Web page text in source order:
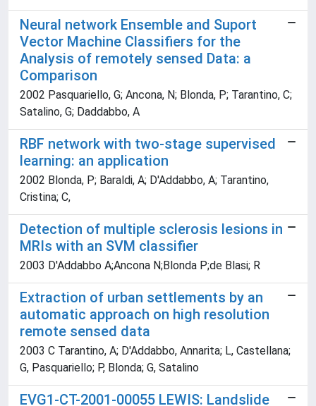
Neural network Ensemble and Suport
Vector Machine Classifiers for the
Analysis of remotely sensed Data: a
Comparison
2002 Pasquariello, G; Ancona, N; Blonda, P; Tarantino, C;
Satalino, G; Daddabbo, A
RBF network with two-stage supervised
learning: an application
2002 Blonda, P; Baraldi, A; D'Addabbo, A; Tarantino,
Cristina; C,
Detection of multiple sclerosis lesions in
MRIs with an SVM classifier
2003 D'Addabbo A;Ancona N;Blonda P;de Blasi; R
Extraction of urban settlements by an
automatic approach on high resolution
remote sensed data
2003 C Tarantino, A; D'Addabbo, Annarita; L, Castellana;
G, Pasquariello; P, Blonda; G, Satalino
EVG1-CT-2001-00055 LEWIS: Landslide